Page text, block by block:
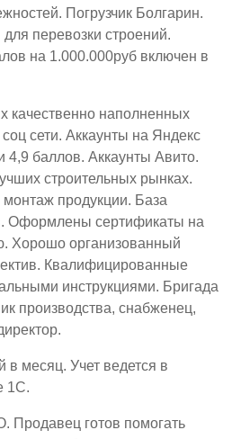
Погрузчик Болгарин.
перевозки строений.
на 1.000.000руб включен в
качественно наполненных
сети. Аккаунты на Яндекс
4,9 баллов. Аккаунты Авито.
строительных рынках.
продукции. База
Оформлены сертификаты на
Хорошо организованный
Квалифицированные
инструкциями. Бригада
производства, снабженец,
в месяц. Учет ведется в
1С.
готов помогать